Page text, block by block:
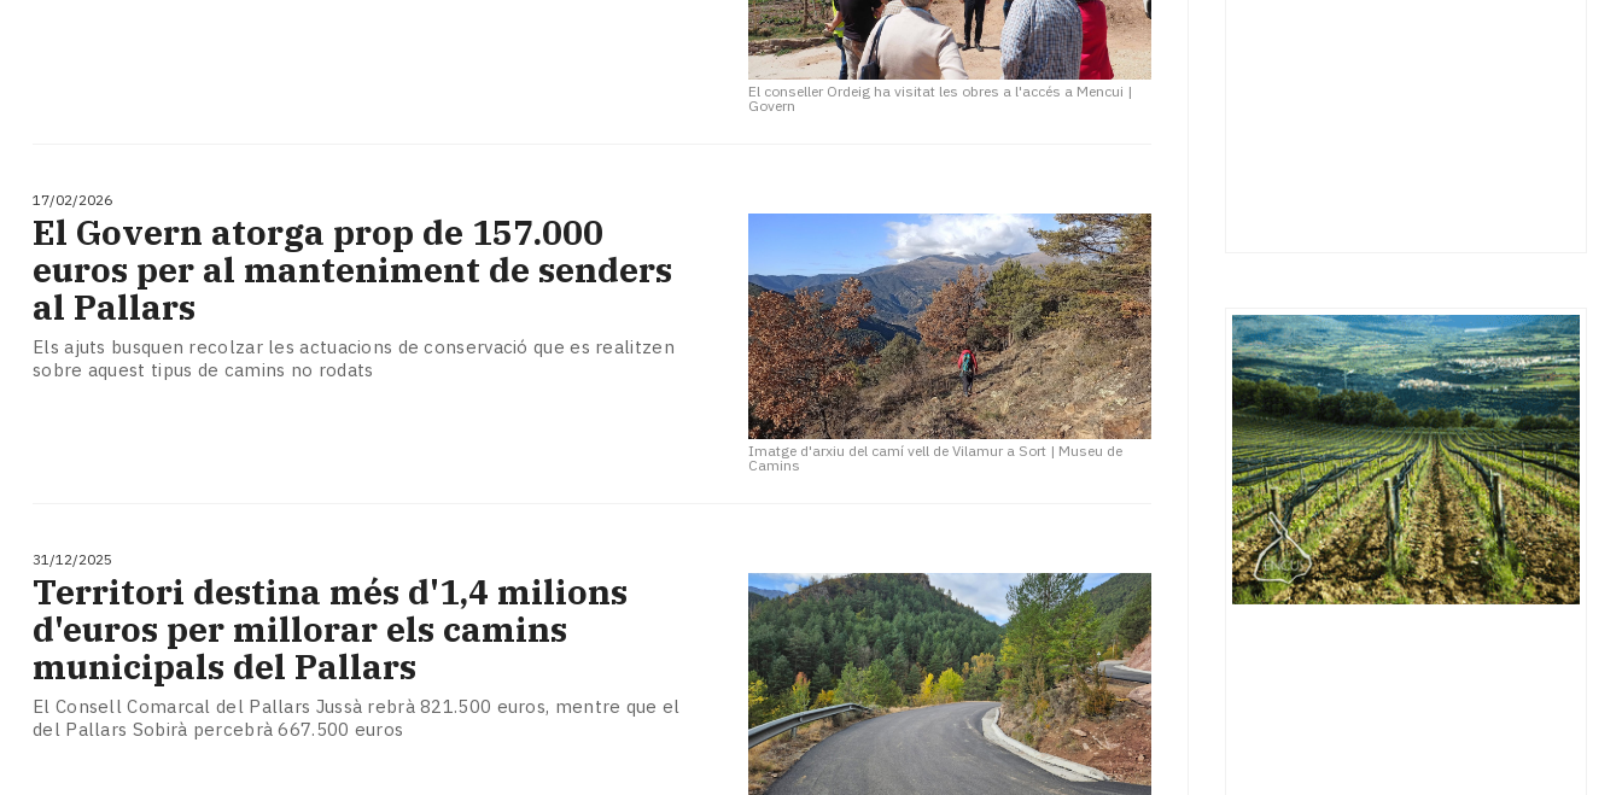
El conseller Ordeig ha visitat les obres a l'accés a Mencui |
Govern
17/02/2026
Imatge d'arxiu del camí vell de Vilamur a Sort | Museu de
Camins
El Govern atorga prop de 157.000
euros per al manteniment de senders
al Pallars
Els ajuts busquen recolzar les actuacions de conservació que es realitzen
sobre aquest tipus de camins no rodats
31/12/2025
Territori destina més d'1,4 milions
d'euros per millorar els camins
municipals del Pallars
El Consell Comarcal del Pallars Jussà rebrà 821.500 euros, mentre que el
del Pallars Sobirà percebrà 667.500 euros